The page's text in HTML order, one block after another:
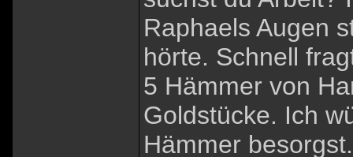
Raphaels Augen
hörte. Schnell
5 Hämmer von
Goldstücke. Ich
Hämmer